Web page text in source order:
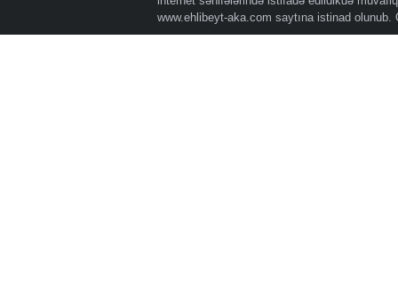
www.ehlibeyt-aka.com saytına istinad olunub.